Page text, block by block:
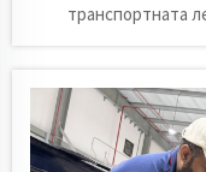
транспортната
надвишавайки